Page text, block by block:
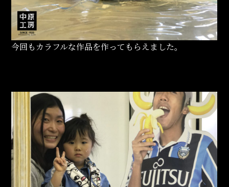
今回もカラフルな作品を作ってもらえました。